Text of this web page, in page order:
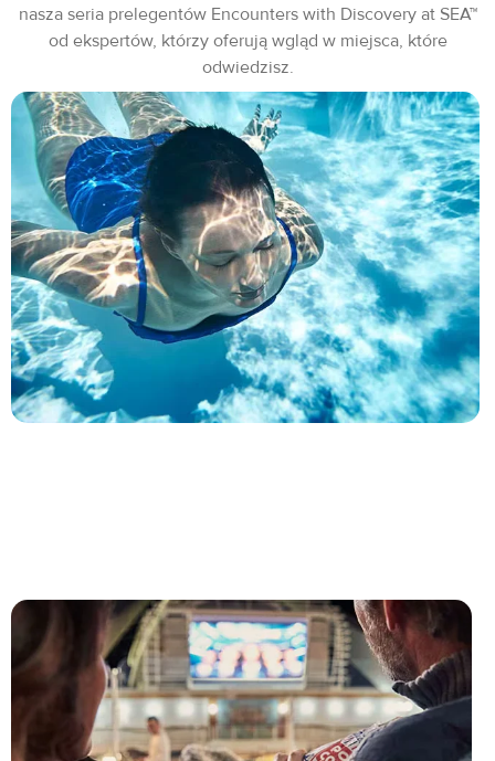
nasza seria prelegentów Encounters with Discovery at SEA™
od ekspertów, którzy oferują wgląd w miejsca, które
odwiedzisz.